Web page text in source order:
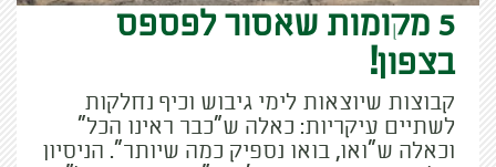
5 מקומות שאסור לפספס
בצפון!
קבוצות שיוצאות לימי גיבוש וכיף נחלקות
לשתיים עיקריות: כאלה ש"כבר ראינו הכל"
וכאלה ש"ואו, בואו נספיק כמה שיותר". הניסיון